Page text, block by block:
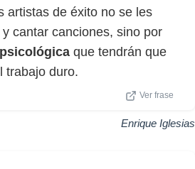
artistas de éxito no se les
cantar canciones, sino por
psicológica que tendrán que
trabajo duro.
Ver frase
Enrique Iglesias